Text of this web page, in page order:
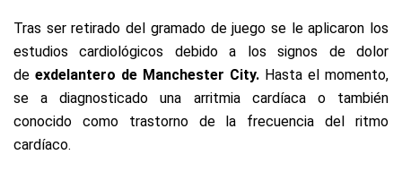
Tras ser retirado del gramado de juego se le aplicaron los
estudios cardiológicos debido a los signos de dolor
de exdelantero de Manchester City. Hasta el momento,
se a diagnosticado una arritmia cardíaca o también
conocido como trastorno de la frecuencia del ritmo
cardíaco.